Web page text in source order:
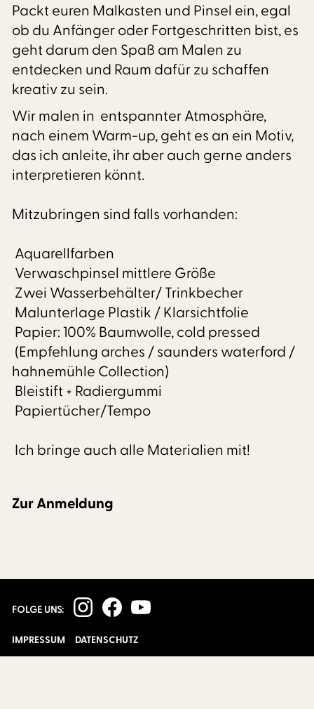
Packt euren Malkasten und Pinsel ein, egal
ob du Anfänger oder Fortgeschritten bist, es
geht darum den Spaß am Malen zu
entdecken und Raum dafür zu schaffen
kreativ zu sein.
Wir malen in entspannter Atmosphäre,
nach einem Warm-up, geht es an ein Motiv,
das ich anleite, ihr aber auch gerne anders
interpretieren könnt.
Mitzubringen sind falls vorhanden:
Aquarellfarben
Verwaschpinsel mittlere Größe
Zwei Wasserbehälter/ Trinkbecher
Malunterlage Plastik / Klarsichtfolie
Papier: 100% Baumwolle, cold pressed
(Empfehlung arches / saunders waterford /
hahnemühle Collection)
Bleistift + Radiergummi
Papiertücher/Tempo
Ich bringe auch alle Materialien mit!
Zur Anmeldung
IMPRESSUM DATENSCHUTZ
FOLGE UNS: